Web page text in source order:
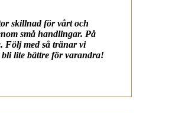
skillnad för vårt och
små handlingar. På
Följ med så tränar vi
bli lite bättre för varandra!